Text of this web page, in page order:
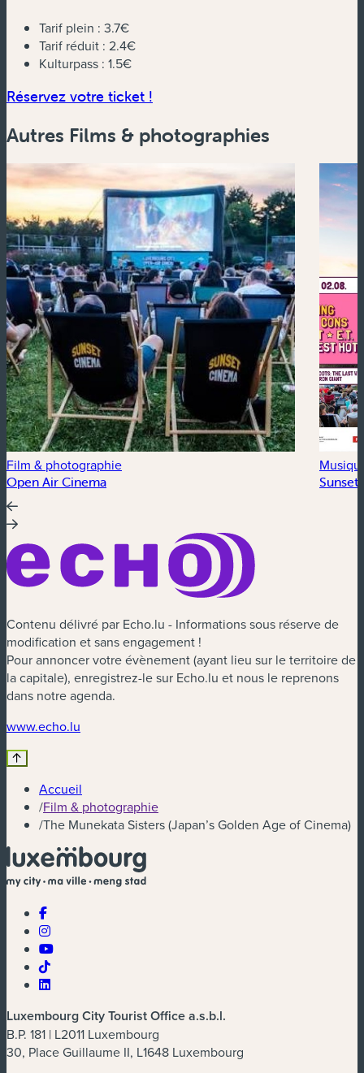
Tarif plein : 3.7€
Tarif réduit : 2.4€
Kulturpass : 1.5€
Réservez votre ticket !
Autres Films & photographies
Film & photographie
Open Air Cinema Sunset
Contenu délivré par Echo.lu - Informations sous réserve de
modification et sans engagement !
Pour annoncer votre évènement (ayant lieu sur le territoire de
la capitale), enregistrez-le sur Echo.lu et nous le reprenons
dans notre agenda.
www.echo.lu
Accueil
/Film & photographie
/The Munekata Sisters (Japan’s Golden Age of Cinema)
Luxembourg City Tourist Office a.s.b.l.
B.P. 181 | L2011 Luxembourg
30, Place Guillaume II, L1648 Luxembourg